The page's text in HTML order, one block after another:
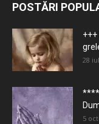
POSTĂRI
28
****
5